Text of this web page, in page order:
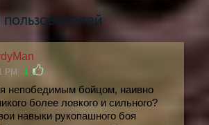
PM 1
непобедимым бойцом, наивно
более ловкого и сильного?
навыки рукопашного боя